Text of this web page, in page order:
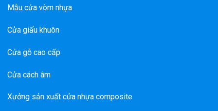
Mẫu cửa vòm nhựa
Cửa giấu khuôn
Cửa gỗ cao cấp
Cửa cách âm
Xưởng sản xuất cửa nhựa composite